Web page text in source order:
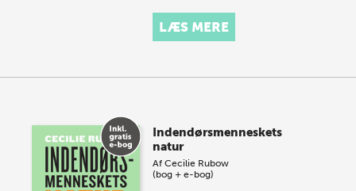
LÆS MERE
Indendørsmenneskets
natur
AfCecilie Rubow
(bog + e-bog)